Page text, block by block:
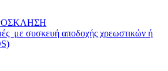
με συσκευή αποδοχής χρεωστικών ή